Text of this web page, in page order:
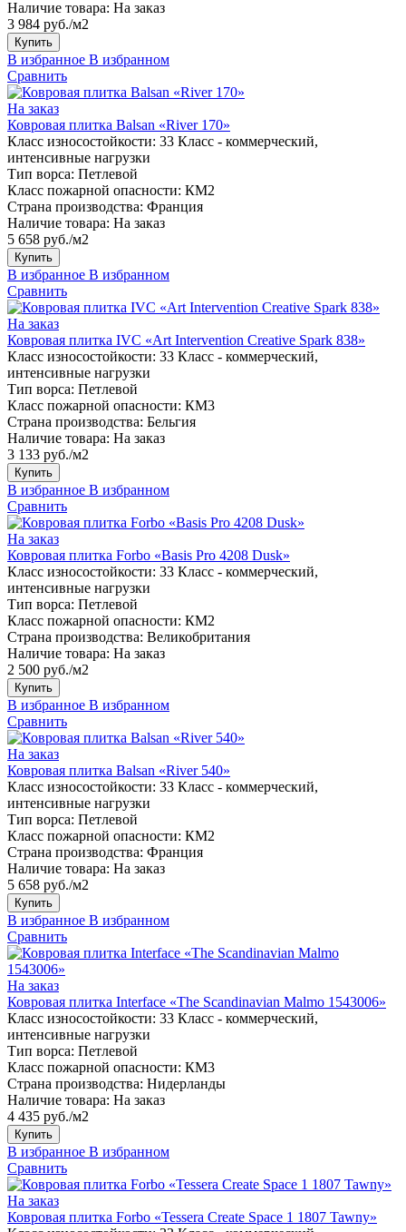
Наличие товара: На заказ
3 984 руб./м2
Купить
В избранное В избранном
Сравнить
На заказ
Ковровая плитка Balsan «River 170»
Класс износостойкости: 33 Класс - коммерческий,
интенсивные нагрузки
Тип ворса: Петлевой
Класс пожарной опасности: КМ2
Страна производства: Франция
Наличие товара: На заказ
5 658 руб./м2
Купить
В избранное В избранном
Сравнить
На заказ
Ковровая плитка IVC «Art Intervention Creative Spark 838»
Класс износостойкости: 33 Класс - коммерческий,
интенсивные нагрузки
Тип ворса: Петлевой
Класс пожарной опасности: КМ3
Страна производства: Бельгия
Наличие товара: На заказ
3 133 руб./м2
Купить
В избранное В избранном
Сравнить
На заказ
Ковровая плитка Forbo «Basis Pro 4208 Dusk»
Класс износостойкости: 33 Класс - коммерческий,
интенсивные нагрузки
Тип ворса: Петлевой
Класс пожарной опасности: КМ2
Страна производства: Великобритания
Наличие товара: На заказ
2 500 руб./м2
Купить
В избранное В избранном
Сравнить
На заказ
Ковровая плитка Balsan «River 540»
Класс износостойкости: 33 Класс - коммерческий,
интенсивные нагрузки
Тип ворса: Петлевой
Класс пожарной опасности: КМ2
Страна производства: Франция
Наличие товара: На заказ
5 658 руб./м2
Купить
В избранное В избранном
Сравнить
На заказ
Ковровая плитка Interface «The Scandinavian Malmo 1543006»
Класс износостойкости: 33 Класс - коммерческий,
интенсивные нагрузки
Тип ворса: Петлевой
Класс пожарной опасности: КМ3
Страна производства: Нидерланды
Наличие товара: На заказ
4 435 руб./м2
Купить
В избранное В избранном
Сравнить
На заказ
Ковровая плитка Forbo «Tessera Create Space 1 1807 Tawny»